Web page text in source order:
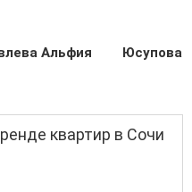
Альфия Юсупова
квартир в Сочи